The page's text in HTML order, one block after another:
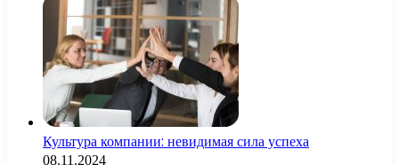
Культура компании: невидимая сила успеха
08.11.2024